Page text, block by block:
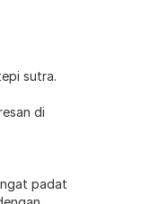
sutra.
di
padat